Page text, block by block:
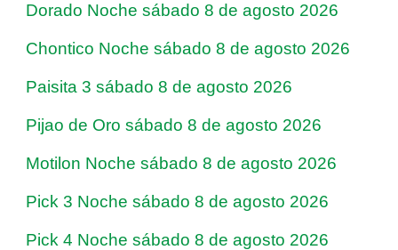
Dorado Noche sábado 8 de agosto 2026
Chontico Noche sábado 8 de agosto 2026
Paisita 3 sábado 8 de agosto 2026
Pijao de Oro sábado 8 de agosto 2026
Motilon Noche sábado 8 de agosto 2026
Pick 3 Noche sábado 8 de agosto 2026
Pick 4 Noche sábado 8 de agosto 2026